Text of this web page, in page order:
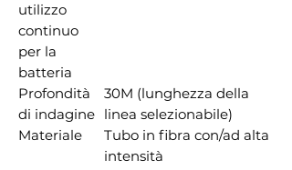
utilizzo
continuo
per la
batteria
Profondità
di indagine
30M (lunghezza della
linea selezionabile)
Materiale
Tubo in fibra con/ad alta
intensità